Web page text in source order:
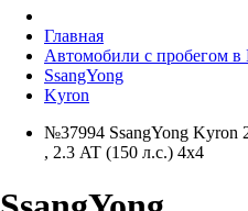
Главная
Автомобили с пробегом в
SsangYong
Kyron
№37994 SsangYong Kyron
, 2.3 AT (150 л.с.) 4x4